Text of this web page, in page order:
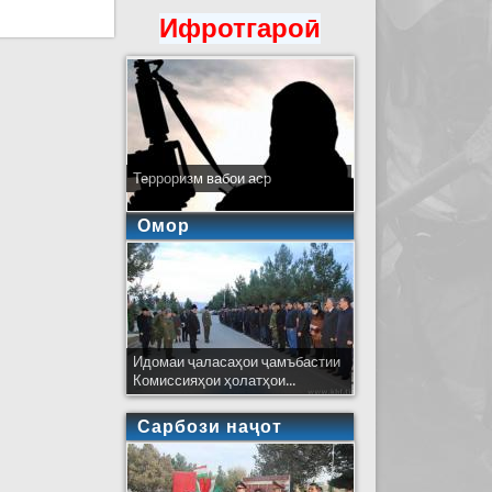
Ифротгароӣ
Терроризм вабои аср
Омор
Идомаи ҷаласаҳои ҷамъбастии
Комиссияҳои ҳолатҳои...
Сарбози наҷот